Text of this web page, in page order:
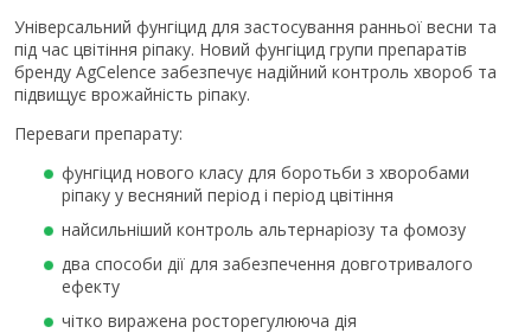
Універсальний фунгіцид для застосування ранньої весни та
під час цвітіння ріпаку. Новий фунгіцид групи препаратів
бренду AgCelence забезпечує надійний контроль хвороб та
підвищує врожайність ріпаку.
Переваги препарату:
фунгіцид нового класу для боротьби з хворобами
ріпаку у весняний період і період цвітіння
найсильніший контроль альтернаріозу та фомозу
два способи дії для забезпечення довготривалого
ефекту
чітко виражена росторегулююча дія